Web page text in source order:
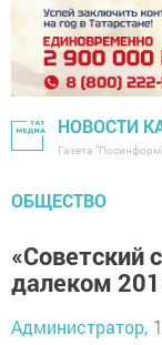
НОВОСТИ
Газета
ОБЩЕСТВО
«Советский
далеком
Администратор,